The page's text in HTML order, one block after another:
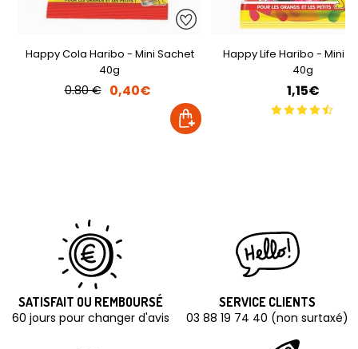
Happy Cola Haribo - Mini Sachet
40g
0.80 € 0,40€
Happy Life Haribo - Mini
40g
1,15€
SATISFAIT OU REMBOURSÉ
60 jours pour changer d'avis
SERVICE CLIENTS
03 88 19 74 40 (non surtaxé)